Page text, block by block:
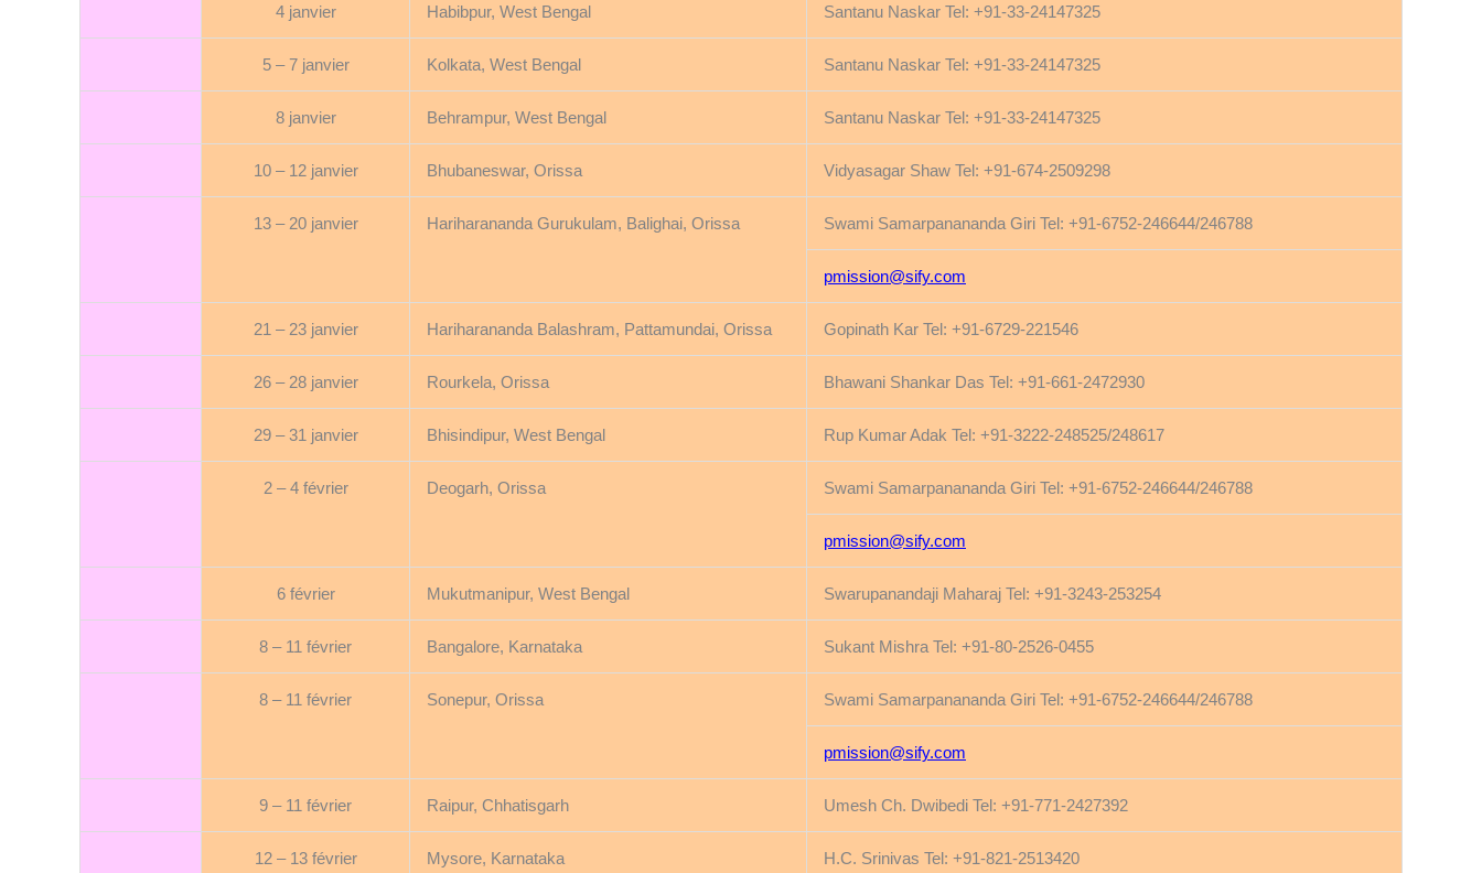
4 janvier Habibpur, West Bengal Santanu Naskar Tel: +91-33-24147325
5 – 7 janvier Kolkata, West Bengal Santanu Naskar Tel: +91-33-24147325
8 janvier Behrampur, West Bengal Santanu Naskar Tel: +91-33-24147325
10 – 12 janvier Bhubaneswar, Orissa Vidyasagar Shaw Tel: +91-674-2509298
13 – 20 janvier Hariharananda Gurukulam, Balighai, Orissa Swami Samarpanananda Giri Tel: +91-6752-246644/246788
pmission@sify.com
21 – 23 janvier Hariharananda Balashram, Pattamundai, Orissa Gopinath Kar Tel: +91-6729-221546
26 – 28 janvier Rourkela, Orissa Bhawani Shankar Das Tel: +91-661-2472930
29 – 31 janvier Bhisindipur, West Bengal Rup Kumar Adak Tel: +91-3222-248525/248617
2 – 4 février Deogarh, Orissa Swami Samarpanananda Giri Tel: +91-6752-246644/246788
pmission@sify.com
6 février Mukutmanipur, West Bengal Swarupanandaji Maharaj Tel: +91-3243-253254
8 – 11 février Bangalore, Karnataka Sukant Mishra Tel: +91-80-2526-0455
8 – 11 février Sonepur, Orissa Swami Samarpanananda Giri Tel: +91-6752-246644/246788
pmission@sify.com
9 – 11 février Raipur, Chhatisgarh Umesh Ch. Dwibedi Tel: +91-771-2427392
12 – 13 février Mysore, Karnataka H.C. Srinivas Tel: +91-821-2513420